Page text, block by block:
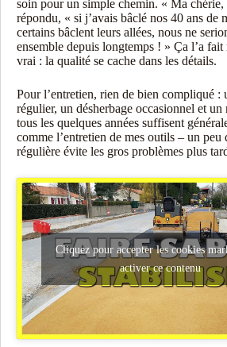
soin pour un simple chemin. « Ma
répondu, « si j’avais bâclé nos 40 ans de
certains bâclent leurs allées, nous ne
ensemble depuis longtemps ! » Ça l’a fait
vrai : la qualité se cache dans les détails.
Pour l’entretien, rien de bien compliqué :
régulier, un désherbage occasionnel et un
tous les quelques années suffisent
comme l’entretien de mes outils – un peu
régulière évite les gros problèmes plus
Cliquez pour accepter les cookies
activer ce contenu